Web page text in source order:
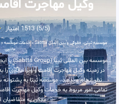
وکیل مهاجرت
(5/5) 1513 امتیاز
موسسه ثبتی، حقوقی و بین الملل Sabtta »خدمات موسسه»
مالاوی
در زمینه وکیل مهاجرت اقامت و ویزا مالاوی
نظر انجام میدهد . موسسه ثبتا به
تمامی امور مربوط به خدمات وکیل مهاجرت
ممکن به متقاضیان